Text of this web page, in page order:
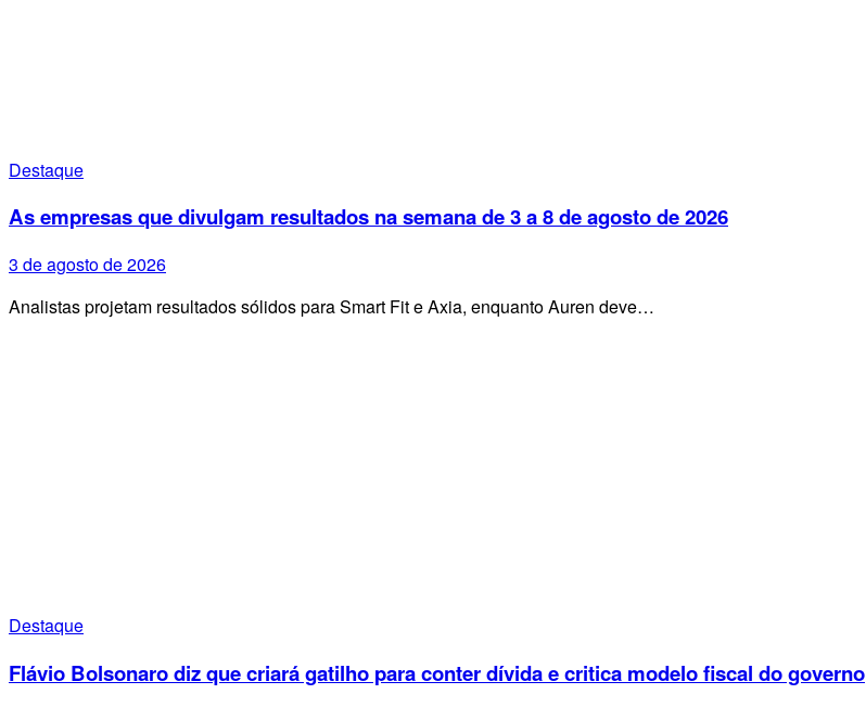
Destaque
As empresas que divulgam resultados na semana de 3 a 8 de agosto de 2026
3 de agosto de 2026
Analistas projetam resultados sólidos para Smart Fit e Axia, enquanto Auren deve…
Destaque
Flávio Bolsonaro diz que criará gatilho para conter dívida e critica modelo fiscal do governo